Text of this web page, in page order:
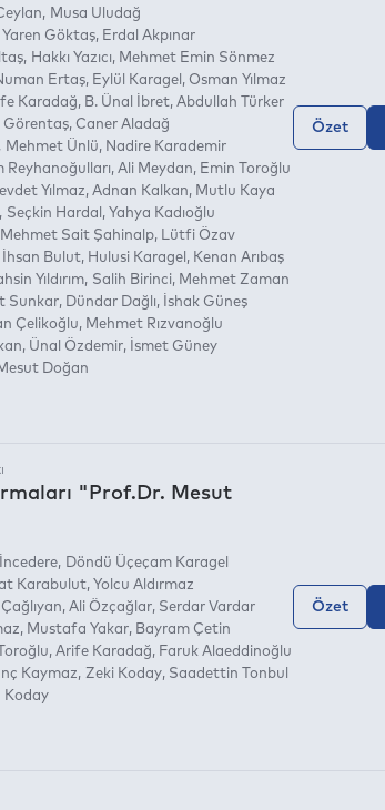
Musa Uludağ
Yaren Göktaş
Erdal Akpınar
Hakkı Yazıcı
Mehmet Emin Sönmez
Ertaş Eylül Karagel
Osman Yılmaz
Karadağ B. Ünal İbret Abdullah Türker
Görentaş Caner Aladağ
Mehmet Ünlü
Nadire Karademir
Reyhanoğulları Ali Meydan
Emin Toroğlu
Yılmaz Adnan Kalkan
Mutlu Kaya
Seçkin Hardal
Yahya Kadıoğlu
Mehmet Sait Şahinalp
Lütfi Özav
İhsan Bulut Hulusi Karagel
Kenan Arıbaş
Yıldırım Salih Birinci
Mehmet Zaman
Sunkar Dündar Dağlı
İshak Güneş
Çelikoğlu
Mehmet Rızvanoğlu
Ünal Özdemir
İsmet Güney
Doğan
Özet
"Prof.Dr. Mesut
Döndü Üçeçam Karagel
Karabulut Yolcu Aldırmaz
Ali Özçağlar Serdar Vardar
Mustafa Yakar
Bayram Çetin
Arife Karadağ
Faruk Alaeddinoğlu
Kaymaz Zeki Koday Saadettin Tonbul
Koday
Özet